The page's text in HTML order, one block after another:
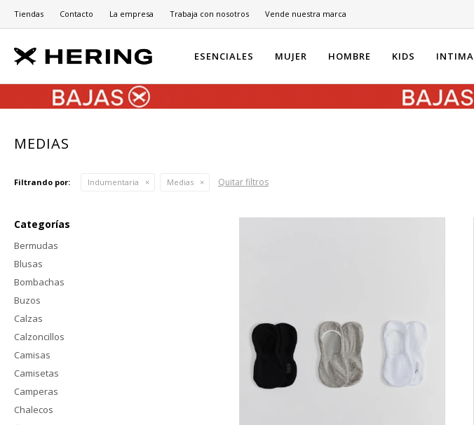
ESENCIALES MUJER HOMBRE KIDS INTIMA
Tiendas Contacto La empresa Trabaja con nosotros Vende nuestra marca
MEDIAS
Filtrando por: Indumentaria Medias Quitar filtros
Categorías
Bermudas
Blusas
Bombachas
Buzos
Calzas
Calzoncillos
Camisas
Camisetas
Camperas
Chalecos